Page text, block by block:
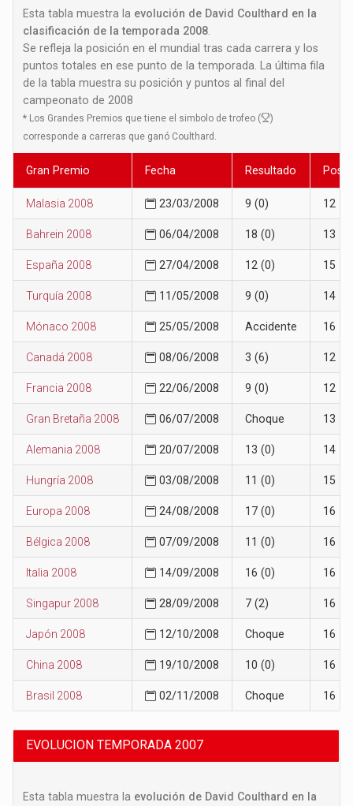
Esta tabla muestra la evolución de David Coulthard en la
clasificación de la temporada 2008
Se refleja la posición en el mundial tras cada carrera y los
puntos totales en ese punto de la temporada. La última fila
de la tabla muestra su posición y puntos al final del
campeonato de 2008
* Los Grandes Premios que tiene el simbolo de trofeo (
)
corresponde a carreras que ganó Coulthard.
Gran Premio Fecha Resultado
Malasia 2008 23/03/2008 9 (0) 12
Bahrein 2008 06/04/2008 18 (0) 13
España 2008 27/04/2008 12 (0) 15
Turquía 2008 11/05/2008 9 (0) 14
Mónaco 2008 25/05/2008 Accidente 16
Canadá 2008 08/06/2008 3 (6) 12
Francia 2008 22/06/2008 9 (0) 12
Gran Bretaña 2008 06/07/2008 Choque 13
Alemania 2008 20/07/2008 13 (0) 14
Hungría 2008 03/08/2008 11 (0) 15
Europa 2008 24/08/2008 17 (0) 16
Bélgica 2008 07/09/2008 11 (0) 16
Italia 2008 14/09/2008 16 (0) 16
Singapur 2008 28/09/2008 7 (2) 16
Japón 2008 12/10/2008 Choque 16
China 2008 19/10/2008 10 (0) 16
Brasil 2008 02/11/2008 Choque 16
EVOLUCION TEMPORADA 2007
Esta tabla muestra la evolución de David Coulthard en la